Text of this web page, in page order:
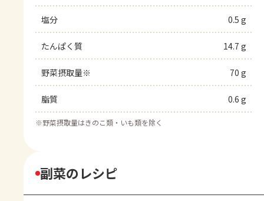
塩分 0.5 g
たんぱく質 14.7 g
野菜摂取量※ 70 g
脂質 0.6 g
※野菜摂取量はきのこ類・いも類を除く
副菜のレシピ